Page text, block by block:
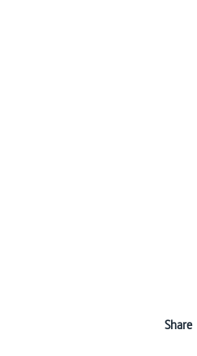
Share